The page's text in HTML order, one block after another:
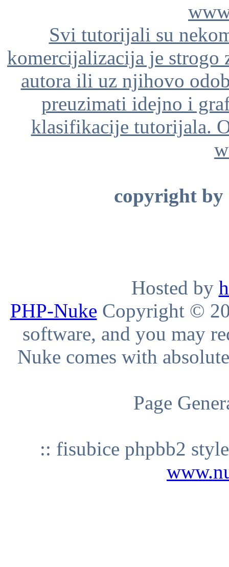
Svi tutorijali su
komercijalizacija je strogo
autora ili uz njihovo
preuzimati idejno i
klasifikacije tutorijala.
copyright by
Hosted by
PHP-Nuke Copyright ©
software, and you may
Nuke comes with
Page
:: fisubice phpbb2